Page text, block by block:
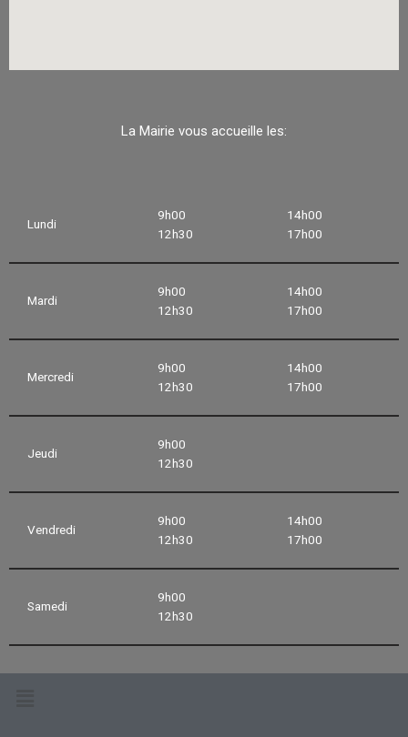
La Mairie vous accueille les:
Lundi
9h00
12h30
14h00
17h00
Mardi
9h00
12h30
14h00
17h00
Mercredi
9h00
12h30
14h00
17h00
Jeudi
9h00
12h30
Vendredi
9h00
12h30
14h00
17h00
Samedi
9h00
12h30